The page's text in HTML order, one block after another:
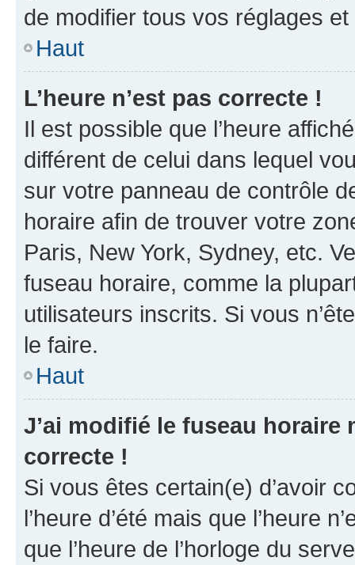
de modifier tous vos réglages
Haut
L’heure n’est pas correcte !
Il est possible que l’heure
différent de celui dans lequel
sur votre panneau de contrôle
horaire afin de trouver votre
Paris, New York, Sydney, etc.
fuseau horaire, comme la
utilisateurs inscrits. Si vous
le faire.
Haut
J’ai modifié le fuseau horaire
correcte !
Si vous êtes certain(e) d’avoir
l’heure d’été mais que l’heure
que l’heure de l’horloge du